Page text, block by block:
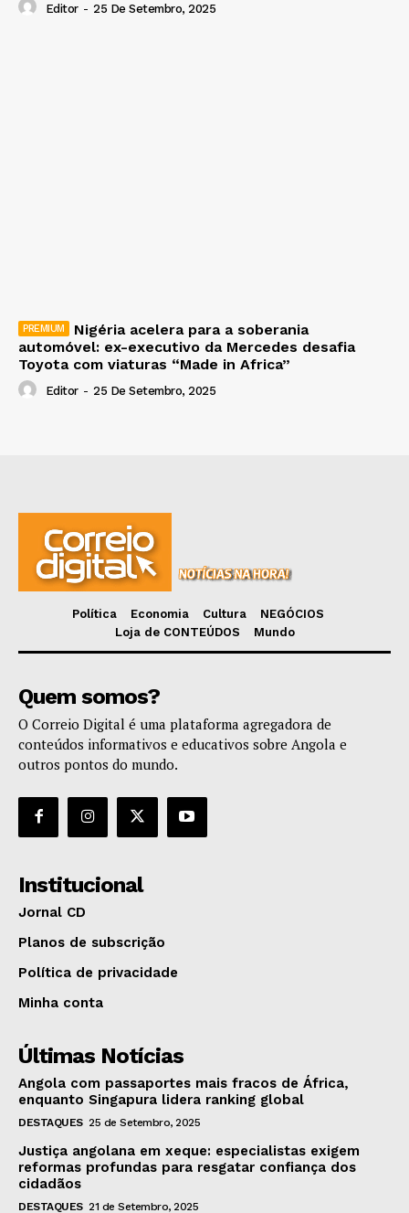
Editor - 25 De Setembro, 2025
Nigéria acelera para a soberania
automóvel: ex-executivo da Mercedes desafia
Toyota com viaturas “Made in Africa”
Editor - 25 De Setembro, 2025
Política Economia Cultura
NEGÓCIOS
Loja de CONTEÚDOS
Mundo
Quem somos?
O Correio Digital é uma plataforma agregadora de
conteúdos informativos e educativos sobre Angola e
outros pontos do mundo.
Institucional
Jornal CD
Planos de subscrição
Política de privacidade
Minha conta
Últimas Notícias
Angola com passaportes mais fracos de África,
enquanto Singapura lidera ranking global
DESTAQUES 25 de Setembro, 2025
Justiça angolana em xeque: especialistas exigem
reformas profundas para resgatar confiança dos
cidadãos
DESTAQUES 21 de Setembro, 2025